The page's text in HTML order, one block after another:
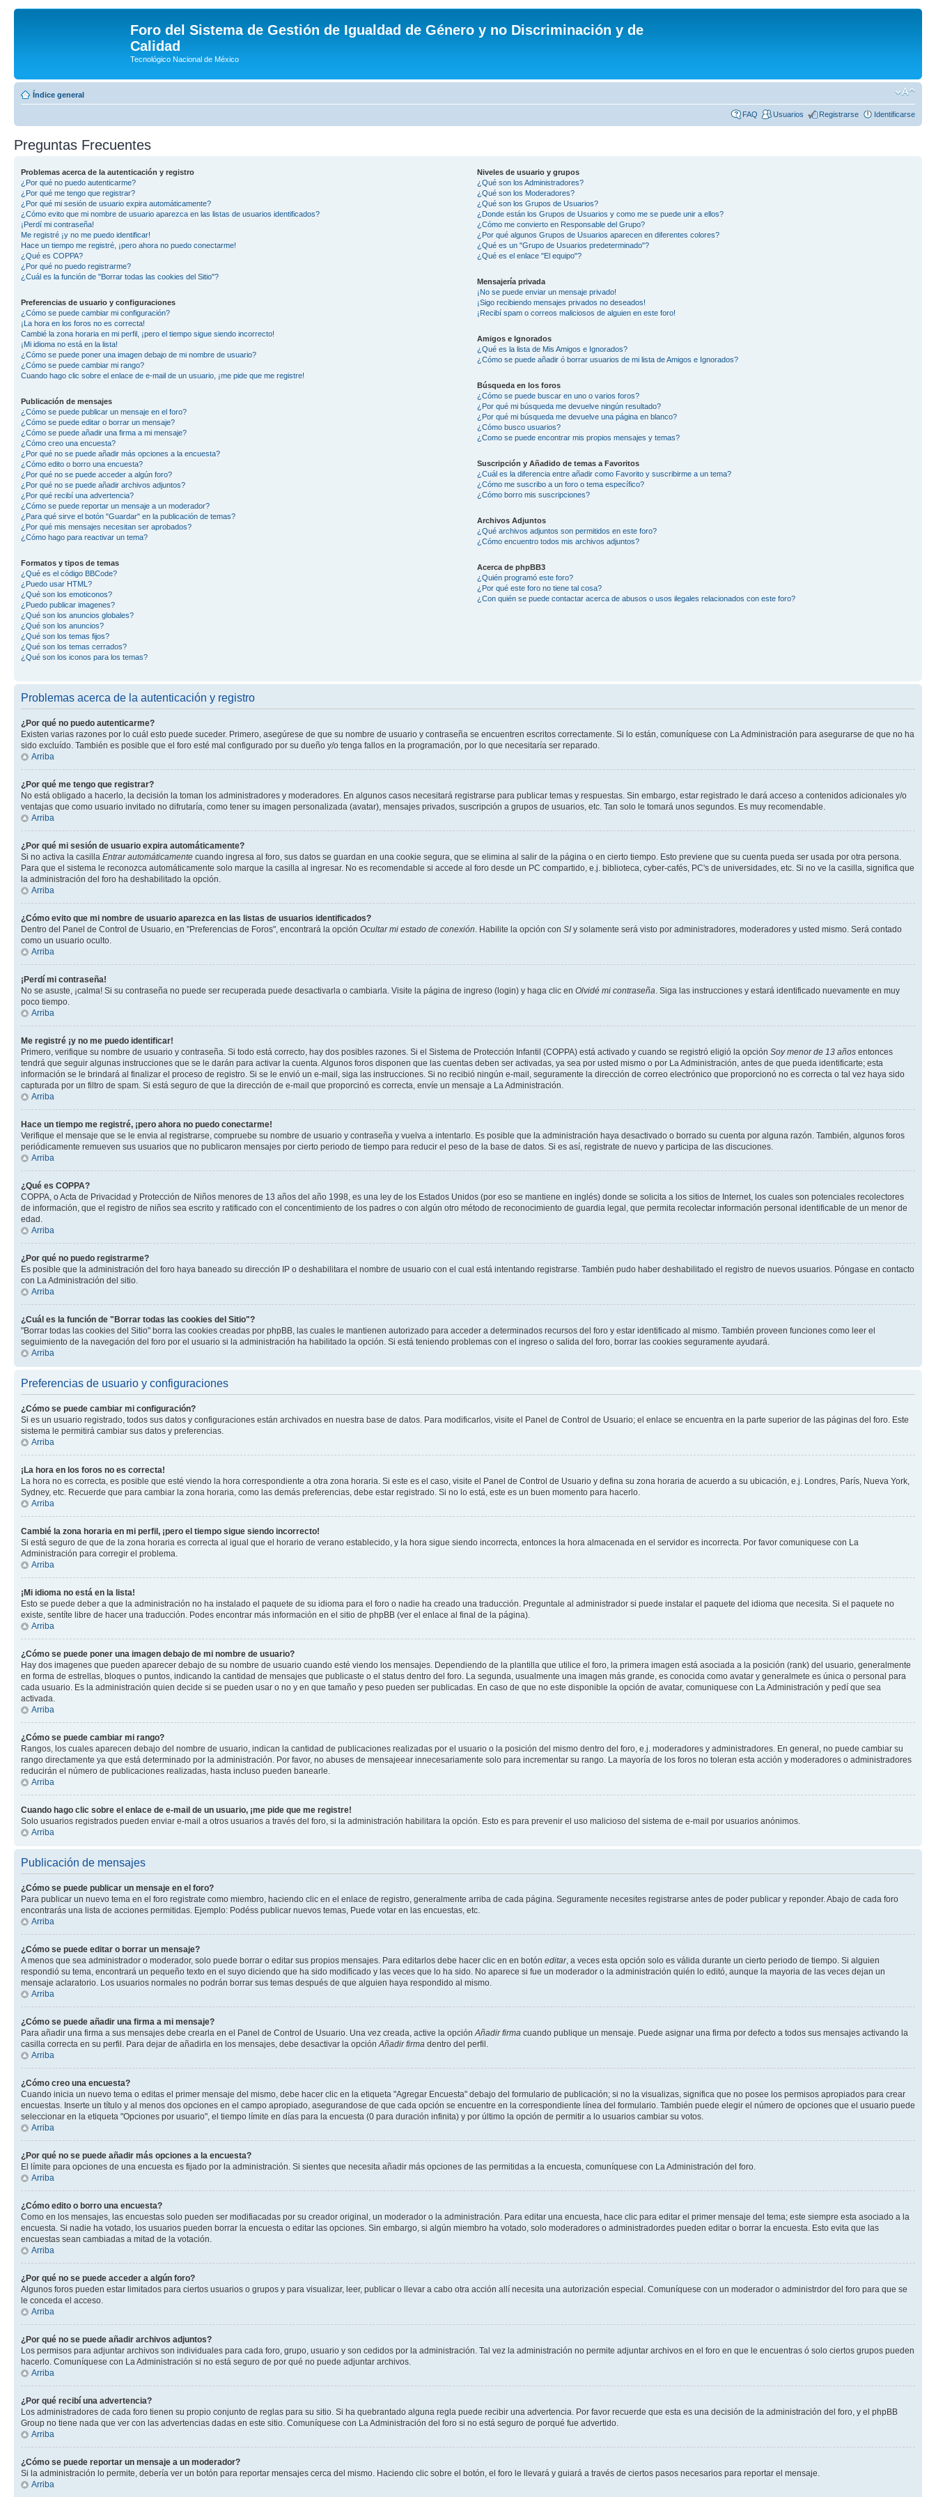
Foro del Sistema de Gestión de Igualdad de Género y no Discriminación y de
Calidad
Tecnológico Nacional de México
Índice general
FAQ Usuarios Registrarse Identificarse
Preguntas Frecuentes
Problemas acerca de la autenticación y registro
¿Por qué no puedo autenticarme?
¿Por qué me tengo que registrar?
¿Por qué mi sesión de usuario expira automáticamente?
¿Cómo evito que mi nombre de usuario aparezca en las listas de usuarios identificados?
¡Perdí mi contraseña!
Me registré ¡y no me puedo identificar!
Hace un tiempo me registré, ¡pero ahora no puedo conectarme!
¿Qué es COPPA?
¿Por qué no puedo registrarme?
¿Cuál es la función de "Borrar todas las cookies del Sitio"?
Preferencias de usuario y configuraciones
¿Cómo se puede cambiar mi configuración?
¡La hora en los foros no es correcta!
Cambié la zona horaria en mi perfil, ¡pero el tiempo sigue siendo incorrecto!
¡Mi idioma no está en la lista!
¿Cómo se puede poner una imagen debajo de mi nombre de usuario?
¿Cómo se puede cambiar mi rango?
Cuando hago clic sobre el enlace de e-mail de un usuario, ¡me pide que me registre!
Publicación de mensajes
¿Cómo se puede publicar un mensaje en el foro?
¿Cómo se puede editar o borrar un mensaje?
¿Cómo se puede añadir una firma a mi mensaje?
¿Cómo creo una encuesta?
¿Por qué no se puede añadir más opciones a la encuesta?
¿Cómo edito o borro una encuesta?
¿Por qué no se puede acceder a algún foro?
¿Por qué no se puede añadir archivos adjuntos?
¿Por qué recibí una advertencia?
¿Cómo se puede reportar un mensaje a un moderador?
¿Para qué sirve el botón "Guardar" en la publicación de temas?
¿Por qué mis mensajes necesitan ser aprobados?
¿Cómo hago para reactivar un tema?
Formatos y tipos de temas
¿Qué es el código BBCode?
¿Puedo usar HTML?
¿Qué son los emoticonos?
¿Puedo publicar imagenes?
¿Qué son los anuncios globales?
¿Qué son los anuncios?
¿Qué son los temas fijos?
¿Qué son los temas cerrados?
¿Qué son los iconos para los temas?
Niveles de usuario y grupos
¿Qué son los Administradores?
¿Qué son los Moderadores?
¿Qué son los Grupos de Usuarios?
¿Donde están los Grupos de Usuarios y como me se puede unir a ellos?
¿Cómo me convierto en Responsable del Grupo?
¿Por qué algunos Grupos de Usuarios aparecen en diferentes colores?
¿Qué es un "Grupo de Usuarios predeterminado"?
¿Qué es el enlace "El equipo"?
Mensajería privada
¡No se puede enviar un mensaje privado!
¡Sigo recibiendo mensajes privados no deseados!
¡Recibí spam o correos maliciosos de alguien en este foro!
Amigos e Ignorados
¿Qué es la lista de Mis Amigos e Ignorados?
¿Cómo se puede añadir ó borrar usuarios de mi lista de Amigos e Ignorados?
Búsqueda en los foros
¿Cómo se puede buscar en uno o varios foros?
¿Por qué mi búsqueda me devuelve ningún resultado?
¿Por qué mi búsqueda me devuelve una página en blanco?
¿Cómo busco usuarios?
¿Como se puede encontrar mis propios mensajes y temas?
Suscripción y Añadido de temas a Favoritos
¿Cuál es la diferencia entre añadir como Favorito y suscribirme a un tema?
¿Cómo me suscribo a un foro o tema específico?
¿Cómo borro mis suscripciones?
Archivos Adjuntos
¿Qué archivos adjuntos son permitidos en este foro?
¿Cómo encuentro todos mis archivos adjuntos?
Acerca de phpBB3
¿Quién programó este foro?
¿Por qué este foro no tiene tal cosa?
¿Con quién se puede contactar acerca de abusos o usos ilegales relacionados con este foro?
Problemas acerca de la autenticación y registro
¿Por qué no puedo autenticarme?
Existen varias razones por lo cuál esto puede suceder. Primero, asegúrese de que su nombre de usuario y contraseña se encuentren escritos correctamente. Si lo están, comuníquese con La Administración para asegurarse de que no ha
sido excluído. También es posible que el foro esté mal configurado por su dueño y/o tenga fallos en la programación, por lo que necesitaría ser reparado.
Arriba
¿Por qué me tengo que registrar?
No está obligado a hacerlo, la decisión la toman los administradores y moderadores. En algunos casos necesitará registrarse para publicar temas y respuestas. Sin embargo, estar registrado le dará acceso a contenidos adicionales y/o
ventajas que como usuario invitado no difrutaría, como tener su imagen personalizada (avatar), mensajes privados, suscripción a grupos de usuarios, etc. Tan solo le tomará unos segundos. Es muy recomendable.
Arriba
¿Por qué mi sesión de usuario expira automáticamente?
Si no activa la casilla Entrar automáticamente cuando ingresa al foro, sus datos se guardan en una cookie segura, que se elimina al salir de la página o en cierto tiempo. Esto previene que su cuenta pueda ser usada por otra persona.
Para que el sistema le reconozca automáticamente solo marque la casilla al ingresar. No es recomendable si accede al foro desde un PC compartido, e.j. biblioteca, cyber-cafés, PC's de universidades, etc. Si no ve la casilla, significa que
la administración del foro ha deshabilitado la opción.
Arriba
¿Cómo evito que mi nombre de usuario aparezca en las listas de usuarios identificados?
Dentro del Panel de Control de Usuario, en "Preferencias de Foros", encontrará la opción Ocultar mi estado de conexión . Habilite la opción con SI y solamente será visto por administradores, moderadores y usted mismo. Será contado
como un usuario oculto.
Arriba
¡Perdí mi contraseña!
No se asuste, ¡calma! Si su contraseña no puede ser recuperada puede desactivarla o cambiarla. Visite la página de ingreso (login) y haga clic en Olvidé mi contraseña . Siga las instrucciones y estará identificado nuevamente en muy
poco tiempo.
Arriba
Me registré ¡y no me puedo identificar!
Primero, verifique su nombre de usuario y contraseña. Si todo está correcto, hay dos posibles razones. Si el Sistema de Protección Infantil (COPPA) está activado y cuando se registró eligió la opción Soy menor de 13 años entonces
tendrá que seguir algunas instrucciones que se le darán para activar la cuenta. Algunos foros disponen que las cuentas deben ser activadas, ya sea por usted mismo o por La Administración, antes de que pueda identificarte; esta
información se le brindará al finalizar el proceso de registro. Si se le envió un e-mail, siga las instrucciones. Si no recibió ningún e-mail, seguramente la dirección de correo electrónico que proporcionó no es correcta o tal vez haya sido
capturada por un filtro de spam. Si está seguro de que la dirección de e-mail que proporcinó es correcta, envíe un mensaje a La Administración.
Arriba
Hace un tiempo me registré, ¡pero ahora no puedo conectarme!
Verifique el mensaje que se le envia al registrarse, compruebe su nombre de usuario y contraseña y vuelva a intentarlo. Es posible que la administración haya desactivado o borrado su cuenta por alguna razón. También, algunos foros
periódicamente remueven sus usuarios que no publicaron mensajes por cierto periodo de tiempo para reducir el peso de la base de datos. Si es así, registrate de nuevo y participa de las discuciones.
Arriba
¿Qué es COPPA?
COPPA, o Acta de Privacidad y Protección de Niños menores de 13 años del año 1998, es una ley de los Estados Unidos (por eso se mantiene en inglés) donde se solicita a los sitios de Internet, los cuales son potenciales recolectores
de información, que el registro de niños sea escrito y ratificado con el concentimiento de los padres o con algún otro método de reconocimiento de guardia legal, que permita recolectar información personal identificable de un menor de
edad.
Arriba
¿Por qué no puedo registrarme?
Es posible que la administración del foro haya baneado su dirección IP o deshabilitara el nombre de usuario con el cual está intentando registrarse. También pudo haber deshabilitado el registro de nuevos usuarios. Póngase en contacto
con La Administración del sitio.
Arriba
¿Cuál es la función de "Borrar todas las cookies del Sitio"?
"Borrar todas las cookies del Sitio" borra las cookies creadas por phpBB, las cuales le mantienen autorizado para acceder a determinados recursos del foro y estar identificado al mismo. También proveen funciones como leer el
seguimiento de la navegación del foro por el usuario si la administración ha habilitado la opción. Si está teniendo problemas con el ingreso o salida del foro, borrar las cookies seguramente ayudará.
Arriba
Preferencias de usuario y configuraciones
¿Cómo se puede cambiar mi configuración?
Si es un usuario registrado, todos sus datos y configuraciones están archivados en nuestra base de datos. Para modificarlos, visite el Panel de Control de Usuario; el enlace se encuentra en la parte superior de las páginas del foro. Este
sistema le permitirá cambiar sus datos y preferencias.
Arriba
¡La hora en los foros no es correcta!
La hora no es correcta, es posible que esté viendo la hora correspondiente a otra zona horaria. Si este es el caso, visite el Panel de Control de Usuario y defina su zona horaria de acuerdo a su ubicación, e.j. Londres, París, Nueva York,
Sydney, etc. Recuerde que para cambiar la zona horaria, como las demás preferencias, debe estar registrado. Si no lo está, este es un buen momento para hacerlo.
Arriba
Cambié la zona horaria en mi perfil, ¡pero el tiempo sigue siendo incorrecto!
Si está seguro de que de la zona horaria es correcta al igual que el horario de verano establecido, y la hora sigue siendo incorrecta, entonces la hora almacenada en el servidor es incorrecta. Por favor comuniquese con La
Administración para corregir el problema.
Arriba
¡Mi idioma no está en la lista!
Esto se puede deber a que la administración no ha instalado el paquete de su idioma para el foro o nadie ha creado una traducción. Preguntale al administrador si puede instalar el paquete del idioma que necesita. Si el paquete no
existe, sentíte libre de hacer una traducción. Podes encontrar más información en el sitio de phpBB (ver el enlace al final de la página).
Arriba
¿Cómo se puede poner una imagen debajo de mi nombre de usuario?
Hay dos imagenes que pueden aparecer debajo de su nombre de usuario cuando esté viendo los mensajes. Dependiendo de la plantilla que utilice el foro, la primera imagen está asociada a la posición (rank) del usuario, generalmente
en forma de estrellas, bloques o puntos, indicando la cantidad de mensajes que publicaste o el status dentro del foro. La segunda, usualmente una imagen más grande, es conocida como avatar y generalmete es única o personal para
cada usuario. Es la administración quien decide si se pueden usar o no y en que tamaño y peso pueden ser publicadas. En caso de que no este disponible la opción de avatar, comuniquese con La Administración y pedí que sea
activada.
Arriba
¿Cómo se puede cambiar mi rango?
Rangos, los cuales aparecen debajo del nombre de usuario, indican la cantidad de publicaciones realizadas por el usuario o la posición del mismo dentro del foro, e.j. moderadores y administradores. En general, no puede cambiar su
rango directamente ya que está determinado por la administración. Por favor, no abuses de mensajeear innecesariamente solo para incrementar su rango. La mayoría de los foros no toleran esta acción y moderadores o administradores
reducirán el número de publicaciones realizadas, hasta incluso pueden banearle.
Arriba
Cuando hago clic sobre el enlace de e-mail de un usuario, ¡me pide que me registre!
Solo usuarios registrados pueden enviar e-mail a otros usuarios a través del foro, si la administración habilitara la opción. Esto es para prevenir el uso malicioso del sistema de e-mail por usuarios anónimos.
Arriba
Publicación de mensajes
¿Cómo se puede publicar un mensaje en el foro?
Para publicar un nuevo tema en el foro registrate como miembro, haciendo clic en el enlace de registro, generalmente arriba de cada página. Seguramente necesites registrarse antes de poder publicar y reponder. Abajo de cada foro
encontrarás una lista de acciones permitidas. Ejemplo: Podéss publicar nuevos temas, Puede votar en las encuestas, etc.
Arriba
¿Cómo se puede editar o borrar un mensaje?
A menos que sea administrador o moderador, solo puede borrar o editar sus propios mensajes. Para editarlos debe hacer clic en en botón editar, a veces esta opción solo es válida durante un cierto periodo de tiempo. Si alguien
respondió su tema, encontrará un pequeño texto en el suyo diciendo que ha sido modificado y las veces que lo ha sido. No aparece si fue un moderador o la administración quién lo editó, aunque la mayoria de las veces dejan un
mensaje aclaratorio. Los usuarios normales no podrán borrar sus temas después de que alguien haya respondido al mismo.
Arriba
¿Cómo se puede añadir una firma a mi mensaje?
Para añadir una firma a sus mensajes debe crearla en el Panel de Control de Usuario. Una vez creada, active la opción Añadir firma cuando publique un mensaje. Puede asignar una firma por defecto a todos sus mensajes activando la
casilla correcta en su perfil. Para dejar de añadirla en los mensajes, debe desactivar la opción Añadir firma dentro del perfil.
Arriba
¿Cómo creo una encuesta?
Cuando inicia un nuevo tema o editas el primer mensaje del mismo, debe hacer clic en la etiqueta "Agregar Encuesta" debajo del formulario de publicación; si no la visualizas, significa que no posee los permisos apropiados para crear
encuestas. Inserte un título y al menos dos opciones en el campo apropiado, asegurandose de que cada opción se encuentre en la correspondiente línea del formulario. También puede elegir el número de opciones que el usuario puede
seleccionar en la etiqueta "Opciones por usuario", el tiempo límite en días para la encuesta (0 para duración infinita) y por último la opción de permitir a lo usuarios cambiar su votos.
Arriba
¿Por qué no se puede añadir más opciones a la encuesta?
El límite para opciones de una encuesta es fijado por la administración. Si sientes que necesita añadir más opciones de las permitidas a la encuesta, comuníquese con La Administración del foro.
Arriba
¿Cómo edito o borro una encuesta?
Como en los mensajes, las encuestas solo pueden ser modifiacadas por su creador original, un moderador o la administración. Para editar una encuesta, hace clic para editar el primer mensaje del tema; este siempre esta asociado a la
encuesta. Si nadie ha votado, los usuarios pueden borrar la encuesta o editar las opciones. Sin embargo, si algún miembro ha votado, solo moderadores o administradordes pueden editar o borrar la encuesta. Esto evita que las
encuestas sean cambiadas a mitad de la votación.
Arriba
¿Por qué no se puede acceder a algún foro?
Algunos foros pueden estar limitados para ciertos usuarios o grupos y para visualizar, leer, publicar o llevar a cabo otra acción allí necesita una autorización especial. Comuníquese con un moderador o administrdor del foro para que se
le conceda el acceso.
Arriba
¿Por qué no se puede añadir archivos adjuntos?
Los permisos para adjuntar archivos son individuales para cada foro, grupo, usuario y son cedidos por la administración. Tal vez la administración no permite adjuntar archivos en el foro en que le encuentras ó solo ciertos grupos pueden
hacerlo. Comuníquese con La Administración si no está seguro de por qué no puede adjuntar archivos.
Arriba
¿Por qué recibí una advertencia?
Los administradores de cada foro tienen su propio conjunto de reglas para su sitio. Si ha quebrantado alguna regla puede recibir una advertencia. Por favor recuerde que esta es una decisión de la administración del foro, y el phpBB
Group no tiene nada que ver con las advertencias dadas en este sitio. Comuníquese con La Administración del foro si no está seguro de porqué fue advertido.
Arriba
¿Cómo se puede reportar un mensaje a un moderador?
Si la administración lo permite, debería ver un botón para reportar mensajes cerca del mismo. Haciendo clic sobre el botón, el foro le llevará y guiará a través de ciertos pasos necesarios para reportar el mensaje.
Arriba